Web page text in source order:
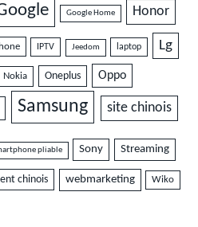
Google Home Honor
IPTV Jeedom laptop Lg
Nokia Oneplus Oppo
Samsung site chinois
pliable Sony Streaming
chinois webmarketing Wiko